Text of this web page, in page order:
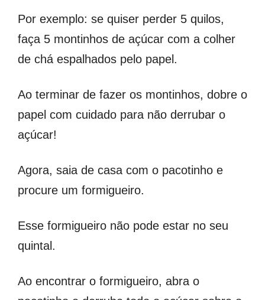
Por exemplo: se quiser perder 5 quilos,
faça 5 montinhos de açúcar com a colher
de chá espalhados pelo papel.
Ao terminar de fazer os montinhos, dobre o
papel com cuidado para não derrubar o
açúcar!
Agora, saia de casa com o pacotinho e
procure um formigueiro.
Esse formigueiro não pode estar no seu
quintal.
Ao encontrar o formigueiro, abra o